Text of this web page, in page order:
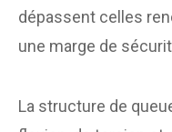
dépassent celles
une marge de
La structure de